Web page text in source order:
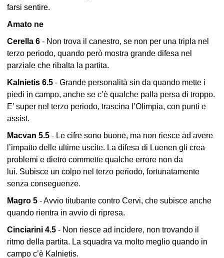
farsi sentire.
Amato ne
Cerella 6 - Non trova il canestro, se non per una tripla nel
terzo periodo, quando però mostra grande difesa nel
parziale che ribalta la partita.
Kalnietis 6.5 - Grande personalità sin da quando mette i
piedi in campo, anche se c’è qualche palla persa di troppo.
E’ super nel terzo periodo, trascina l’Olimpia, con punti e
assist.
Macvan 5.5 - Le cifre sono buone, ma non riesce ad avere
l’impatto delle ultime uscite. La difesa di Luenen gli crea
problemi e dietro commette qualche errore non da
lui. Subisce un colpo nel terzo periodo, fortunatamente
senza conseguenze.
Magro 5 - Avvio titubante contro Cervi, che subisce anche
quando rientra in avvio di ripresa.
Cinciarini 4.5 - Non riesce ad incidere, non trovando il
ritmo della partita. La squadra va molto meglio quando in
campo c’è Kalnietis.